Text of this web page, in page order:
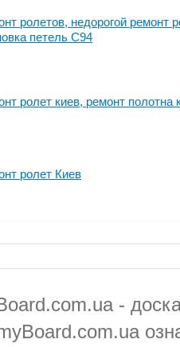
ролетов, недорогой ремонт
петель С94
ролет киев, ремонт полотна
ролет Киев
-